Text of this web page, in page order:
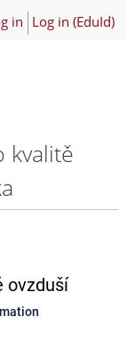
in Log in (EduId)
kvalitě
ovzduší